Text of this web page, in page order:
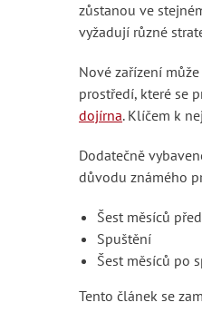
zůstanou ve
vyžadují různé
Nové zařízení
prostředí, které se
dojírna. Klíčem k
Dodatečně
důvodu známého
Šest měsíců
Spuštění
Šest měsíců po
Tento článek se